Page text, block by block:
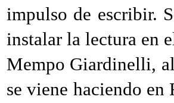
impulso de escribir.
instalar la lectura en
Mempo Giardinelli,
se viene haciendo en